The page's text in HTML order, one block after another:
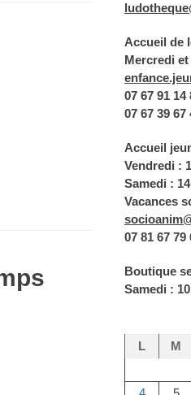
Accueil de
Mercredi et
07 67 91 14
07 67 39 67
Accueil
Vendredi :
Samedi :
Vacances
07 81 67 79
Boutique
Samedi :
L M